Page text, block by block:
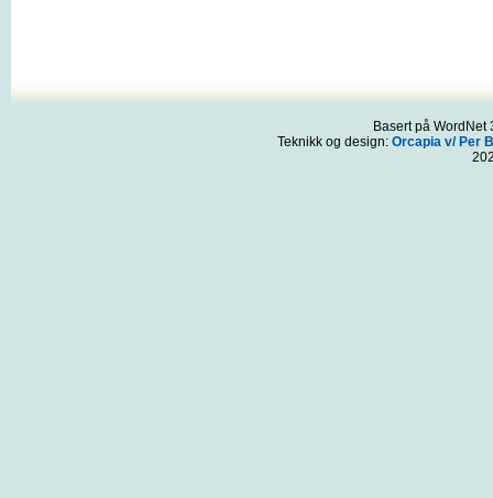
Basert på
Teknikk og design: Orcapia v/ Per